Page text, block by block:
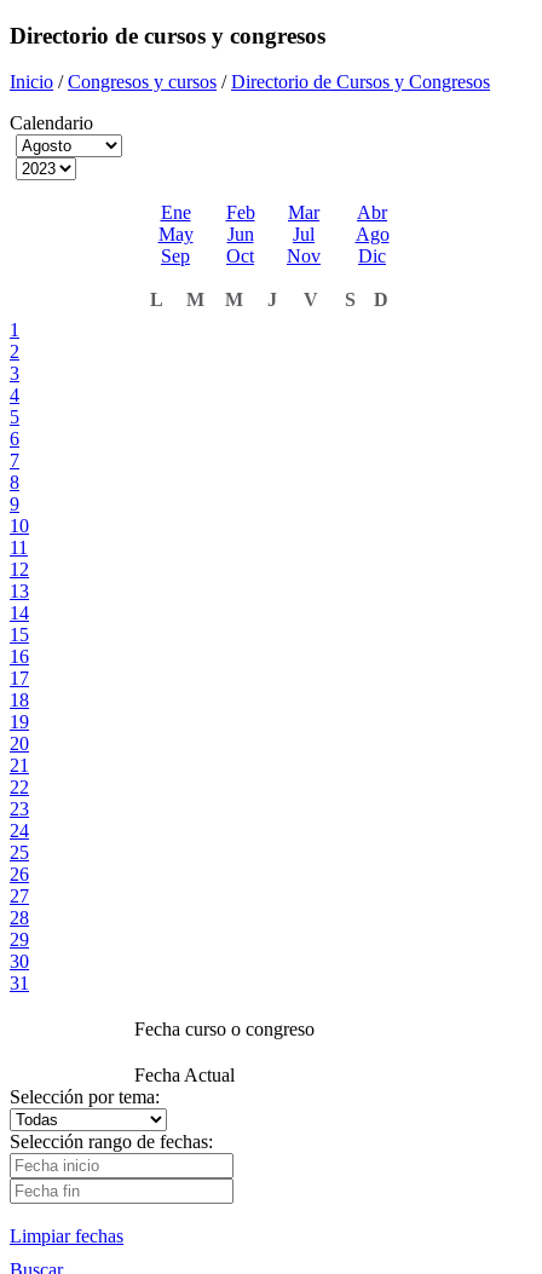
Directorio de cursos y congresos
Inicio /Congresos y cursos /Directorio de Cursos y Congresos
Calendario
Ene Feb Mar
Abr
May
Jun Jul
Ago
Sep
Oct Nov Dic
L M M J V S
D
1
2
3
4
5
6
7
8
9
10
11
12
13
14
15
16
17
18
19
20
21
22
23
24
25
26
27
28
29
30
31
Fecha curso o congreso
Fecha Actual
Selección por tema:
Selección rango de fechas:
Limpiar fechas